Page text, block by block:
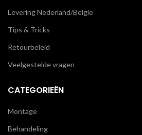
Levering Nederland/België
Tips & Tricks
Retourbeleid
Veelgestelde vragen
CATEGORIEËN
Montage
Behandeling